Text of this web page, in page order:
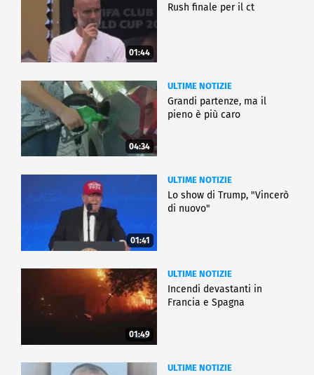
01:44
Rush finale per il ct
04:34
ULTIME NOTIZIE
Grandi partenze, ma il
pieno è più caro
01:41
ULTIME NOTIZIE
Lo show di Trump, "Vincerò
di nuovo"
01:49
ULTIME NOTIZIE
Incendi devastanti in
Francia e Spagna
ULTIME NOTIZIE